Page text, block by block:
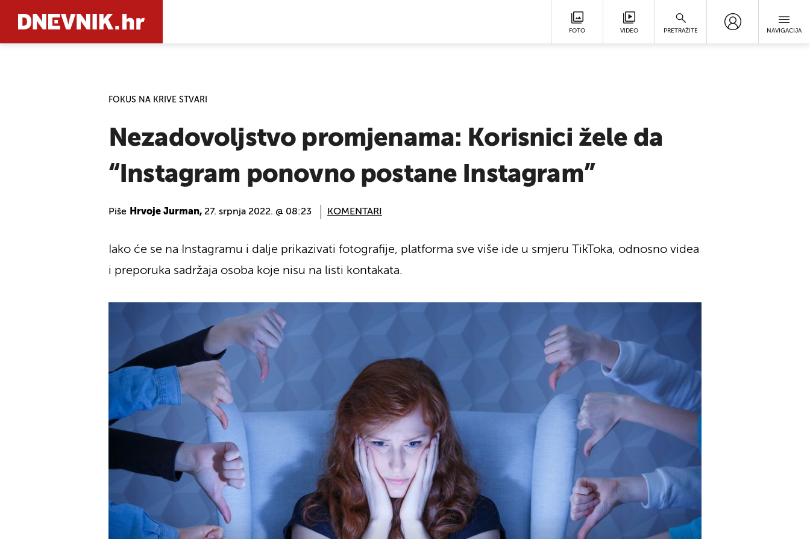
FOTO VIDEO PRETRAŽITE NAVIGACIJA
FOKUS NA KRIVE STVARI
Nezadovoljstvo promjenama: Korisnici žele da
“Instagram ponovno postane Instagram”
Piše Hrvoje Jurman, 27. srpnja 2022. @ 08:23 KOMENTARI
Iako će se na Instagramu i dalje prikazivati fotografije, platforma sve više ide u smjeru TikToka, odnosno videa
i preporuka sadržaja osoba koje nisu na listi kontakata.